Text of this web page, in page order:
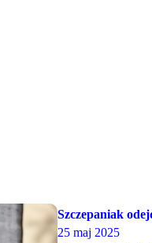
Szczepaniak
25 maj 2025